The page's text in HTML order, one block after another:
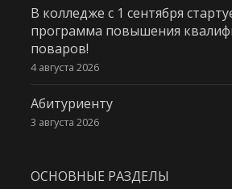
В колледже с 1 сентября
программа повышения
поваров!
4 августа 2026
Абитуриенту
3 августа 2026
ОСНОВНЫЕ РАЗДЕЛЫ